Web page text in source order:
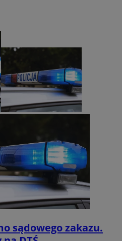
sądowego zakazu.